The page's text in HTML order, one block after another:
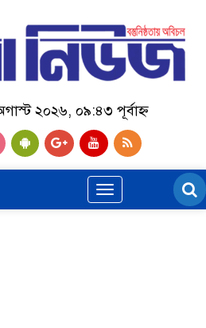
২০২৬, ০৯:৪৩ পূর্বাহ্ন
Toggle
navigation